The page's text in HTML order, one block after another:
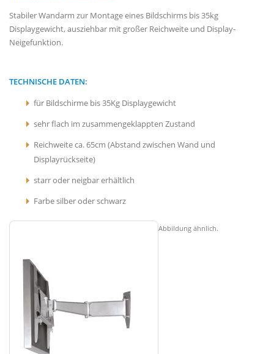
Stabiler Wandarm zur Montage eines Bildschirms bis 35kg
Displaygewicht, ausziehbar mit großer Reichweite und Display-
Neigefunktion.
TECHNISCHE DATEN:
für Bildschirme bis 35Kg Displaygewicht
sehr flach im zusammengeklappten Zustand
Reichweite ca. 65cm (Abstand zwischen Wand und
Displayrückseite)
starr oder neigbar erhältlich
Farbe silber oder schwarz
Abbildung ähnlich.